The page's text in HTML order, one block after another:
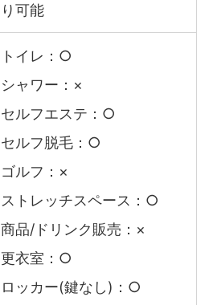
り可能
トイレ：○
シャワー：×
セルフエステ：○
セルフ脱毛：○
ゴルフ：×
ストレッチスペース：○
商品/ドリンク販売：×
更衣室：○
ロッカー(鍵なし)：○